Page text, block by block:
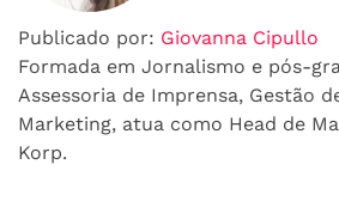
Publicado por: Giovanna Cipullo
Formada em Jornalismo e pós-
Assessoria de Imprensa, Gestão
Marketing, atua como Head de
Korp.